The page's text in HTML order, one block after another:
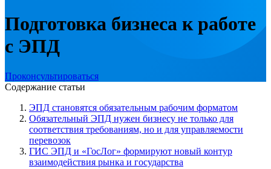
Подготовка бизнеса к работе
с ЭПД
Проконсультироваться
Содержание статьи
ЭПД становятся обязательным рабочим форматом
Обязательный ЭПД нужен бизнесу не только для
соответствия требованиям, но и для управляемости
перевозок
ГИС ЭПД и «ГосЛог» формируют новый контур
взаимодействия рынка и государства